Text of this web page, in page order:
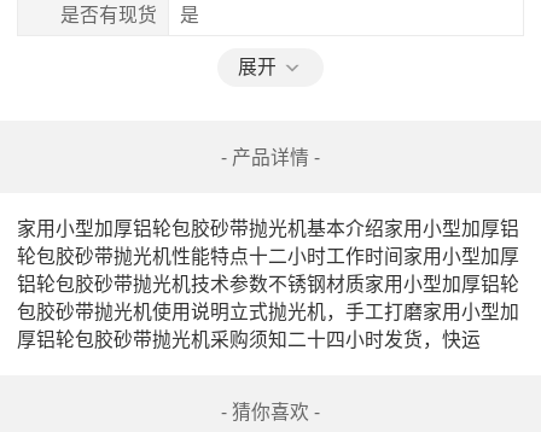
是否有现货
是
展开
- 产品详情 -
家用小型加厚铝轮包胶砂带抛光机基本介绍家用小型加厚铝
轮包胶砂带抛光机性能特点十二小时工作时间家用小型加厚
铝轮包胶砂带抛光机技术参数不锈钢材质家用小型加厚铝轮
包胶砂带抛光机使用说明立式抛光机，手工打磨家用小型加
厚铝轮包胶砂带抛光机采购须知二十四小时发货，快运
- 猜你喜欢 -